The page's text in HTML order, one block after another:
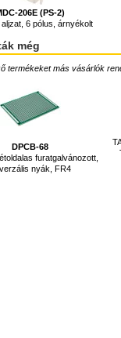
206E (PS-2)
aljzat, 6 pólus, árnyékolt
még
termékeket más vásárlók
DPCB-68
furatgalvánozott,
nyák, FR4